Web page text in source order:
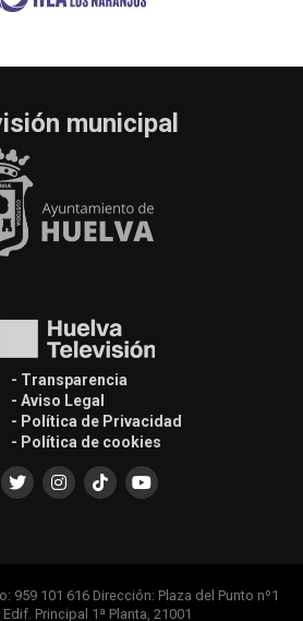
municipal
- Transparencia
- Aviso Legal
- Política de Privacidad
- Política de cookies
959 101 616 Dirección: Plaza del Punto nº1
Principal 1ª Planta, 21001